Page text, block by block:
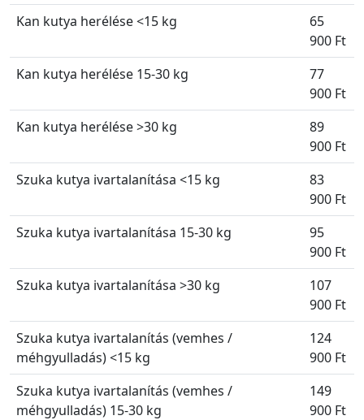
Kan kutya herélése <15 kg
65
900 Ft
Kan kutya herélése 15-30 kg
77
900 Ft
Kan kutya herélése >30 kg
89
900 Ft
Szuka kutya ivartalanítása <15 kg
83
900 Ft
Szuka kutya ivartalanítása 15-30 kg
95
900 Ft
Szuka kutya ivartalanítása >30 kg
107
900 Ft
Szuka kutya ivartalanítás (vemhes /
méhgyulladás) <15 kg
124
900 Ft
Szuka kutya ivartalanítás (vemhes /
méhgyulladás) 15-30 kg
149
900 Ft